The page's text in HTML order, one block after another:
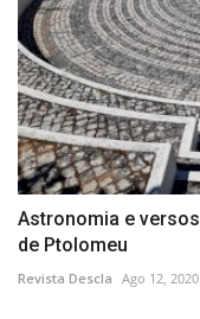
Astronomia e
de Ptolomeu
Revista Descla Ago 12, 2020